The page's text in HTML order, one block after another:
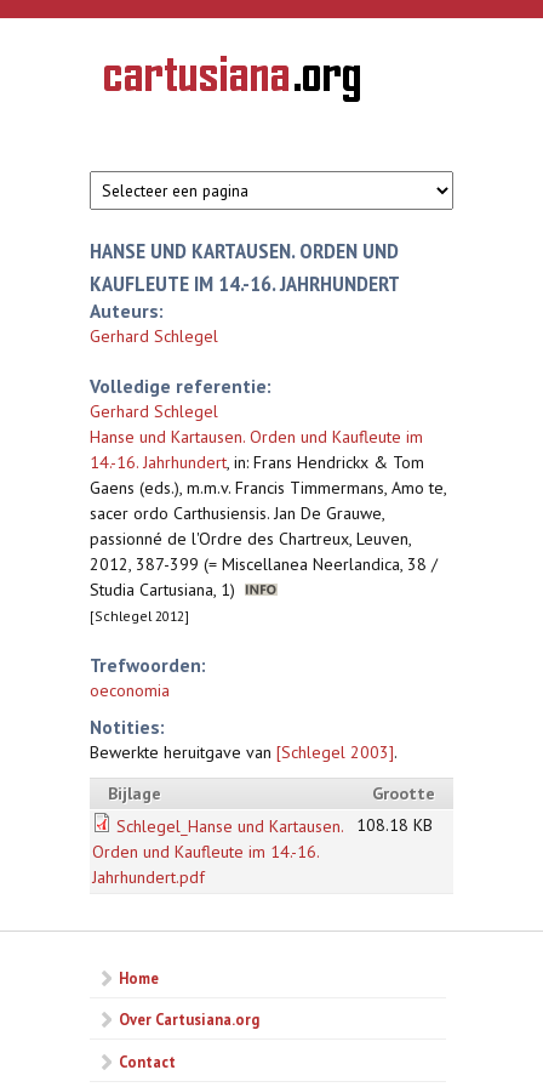
Overslaan en naar de inhoud gaan
CARTUSIANA
Geschiedenis
van de
HANSE UND KARTAUSEN. ORDEN UND
KAUFLEUTE IM 14.-16. JAHRHUNDERT
Auteurs:
Gerhard Schlegel
Volledige referentie:
Gerhard Schlegel
Hanse und Kartausen. Orden und Kaufleute im
14.-16. Jahrhundert, in: Frans Hendrickx & Tom
Gaens (eds.), m.m.v. Francis Timmermans, Amo te,
sacer ordo Carthusiensis. Jan De Grauwe,
passionné de l'Ordre des Chartreux, Leuven,
2012, 387-399 (= Miscellanea Neerlandica, 38 /
Studia Cartusiana, 1)
[Schlegel 2012]
Trefwoorden:
oeconomia
Notities:
Bewerkte heruitgave van [Schlegel 2003].
Bijlage
Grootte
Schlegel_Hanse und Kartausen.
Orden und Kaufleute im 14.-16.
Jahrhundert.pdf
108.18 KB
Home
Over Cartusiana.org
Contact